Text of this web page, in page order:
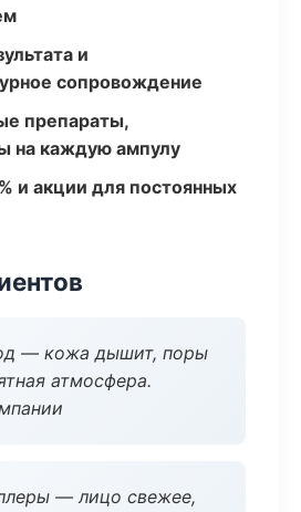
и
сопровождение
препараты,
на каждую ампулу
и акции для постоянных
— кожа дышит, поры
атмосфера.
— лицо свежее,